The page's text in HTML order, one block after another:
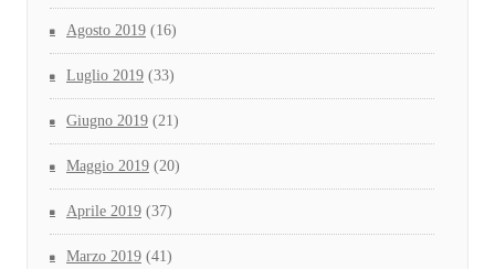
Agosto 2019 (16)
Luglio 2019 (33)
Giugno 2019 (21)
Maggio 2019 (20)
Aprile 2019 (37)
Marzo 2019 (41)